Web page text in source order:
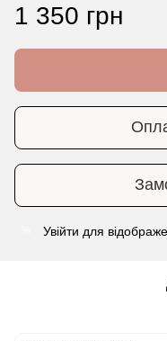
1 350 грн
Увійти для